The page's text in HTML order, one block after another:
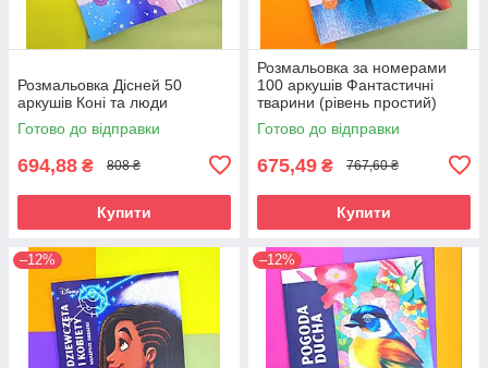
Розмальовка Дісней 50
аркушів Коні та люди
Готово до відправки
694,88 ₴ 808 ₴
Купити
Розмальовка за номерами
100 аркушів Фантастичні
тварини (рівень простий)
Готово до відправки
675,49 ₴ 767,60 ₴
Купити
–12% –12%